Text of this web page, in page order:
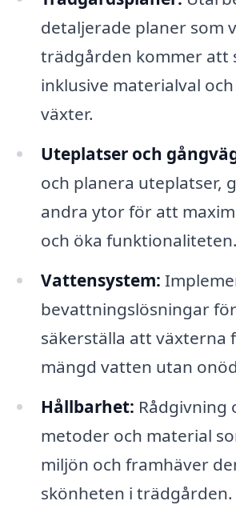
detaljerade planer som
trädgården kommer att
inklusive materialval
växter.
Uteplatser och
och planera uteplatser,
andra ytor för att
och öka funktionaliteten.
Vattensystem:
bevattningslösningar
säkerställa att växterna
mängd vatten utan
Hållbarhet: Rådgivning
metoder och material
miljön och framhäver
skönheten i trädgården.